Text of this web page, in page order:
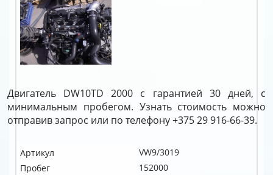
Двигатель DW10TD 2000 с гарантией 30 дней, с
минимальным пробегом. Узнать стоимость можно
отправив запрос или по телефону +375 29 916-66-39.
Артикул
VW9/3019
Пробег
152000